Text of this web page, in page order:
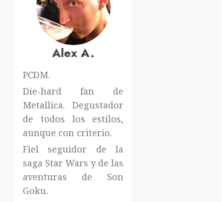
Alex A.
PCDM.
Die-hard fan de
Metallica. Degustador
de todos los estilos,
aunque con criterio.
Fiel seguidor de la
saga Star Wars y de las
aventuras de Son
Goku.